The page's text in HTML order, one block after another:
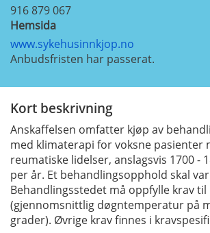
916 879 067
Hemsida
www.sykehusinnkjop.no
Anbudsfristen har passerat.
Kort beskrivning
Anskaffelsen omfatter kjøp av
med klimaterapi for voksne pasienter
reumatiske lidelser, anslagsvis 1700 -
per år. Et behandlingsopphold skal
Behandlingsstedet må oppfylle krav til
(gjennomsnittlig døgntemperatur på
grader). Øvrige krav finnes i